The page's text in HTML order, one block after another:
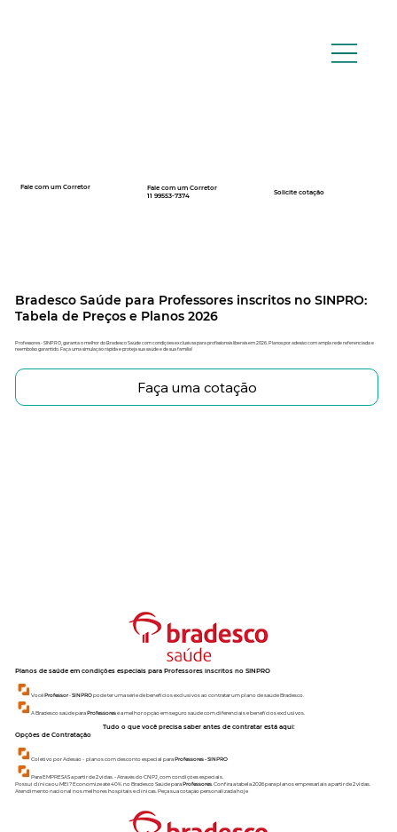
Fale com um Corretor
12 99740-6958
Fale com um Corretor
11 99553-7374
Solicite cotação
Bradesco Saúde para Professores inscritos no SINPRO:
Tabela de Preços e Planos 2026
Professores - SINPRO, garanta o melhor do Bradesco Saúde com condições exclusivas para profissionais liberais em 2026. Planos por adesão com ampla rede referenciada e
reembolso garantido. Faça uma simulação rápida e proteja sua saúde e de sua família!
Faça uma cotação
Planos de saúde em condições especiais para Professores inscritos no SINPRO
VocêProfessor-SINPROpode ter uma série de benefícios exclusivos ao contratar um plano de saúde Bradesco.
A Bradesco saúde paraProfessoresé a melhor opção em seguro saúde com diferenciais e benefícios exclusivos.
Tudo o que você precisa saber antes de contratar está aqui:
Opções de Contratação
Coletivo por Adesão - planos com desconto especial paraProfessores - SINPRO
Para EMPRESAS a partir de 2 vidas. - Através do CNPJ, com condições especiais.
Possui clínica ou MEI? Economize até 40% no Bradesco Saúde paraProfessores . Confira a tabela 2026 para planos empresariais a partir de 2 vidas.
Atendimento nacional nos melhores hospitais e clínicas. Peça sua cotação personalizada hoje